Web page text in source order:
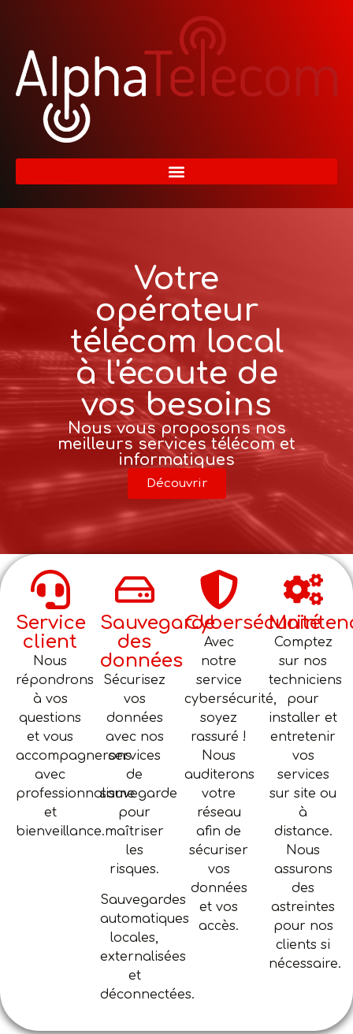
Votre
opérateur
télécom local
à l'écoute de
vos besoins
Nous vous proposons nos
meilleurs services télécom et
informatiques
Découvrir
Service
client
Nous
répondrons
à vos
questions
et vous
accompagnerons
avec
professionnalisme
et
bienveillance.
Sauvegarde
des
données
Sécurisez
vos
données
avec nos
services
de
sauvegarde
pour
maîtriser
les
risques.
Sauvegardes
automatiques
locales,
externalisées
et
déconnectées.
Cybersécurité
Avec
notre
service
cybersécurité,
soyez
rassuré !
Nous
auditerons
votre
réseau
afin de
sécuriser
vos
données
et vos
accès.
Comptez
sur nos
techniciens
pour
installer et
entretenir
vos
services
sur site ou
à
distance.
Nous
assurons
des
astreintes
pour nos
clients si
nécessaire.